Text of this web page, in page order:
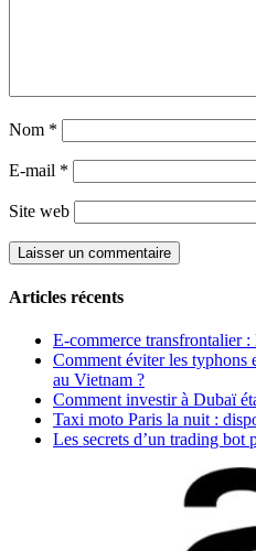
Nom *
E-mail *
Site web
Articles récents
E-commerce transfrontalier :
Comment éviter les typhons
au Vietnam ?
Comment investir à Dubaï
Taxi moto Paris la nuit :
Les secrets d’un trading bot